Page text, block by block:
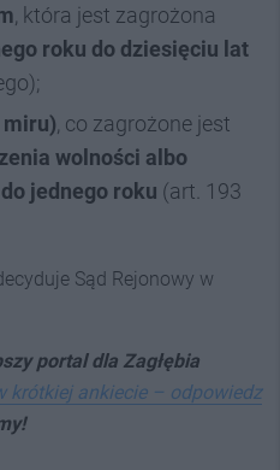
, która jest zagrożona
roku do dziesięciu lat
miru) , co zagrożone jest
wolności albo
jednego roku (art. 193
Sąd Rejonowy w
portal dla Zagłębia
krótkiej ankiecie – odpowiedz